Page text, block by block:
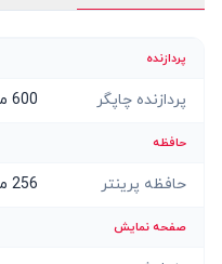
پردازنده
پردازنده چاپگر 600 مگاهرتز
حافظه
حافظه پرینتر 256 مگابایت
صفحه نمایش